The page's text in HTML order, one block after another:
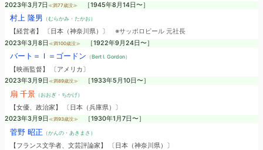
2023年3月7日 ≪満77歳没≫ ［1945年8月14日〜］
村上 隆男 （むらかみ・たかお）
【経営者】 〔日本（神奈川県）〕 ※サッポロビール 元社長
2023年3月8日 ≪満100歳没≫ ［1922年9月24日〜］
バート＝Ｉ＝ゴードン （Bert I. Gordon）
【映画監督】 〔アメリカ〕
2023年3月9日 ≪満89歳没≫ ［1933年5月10日〜］
扇 千景（おおぎ・ちかげ）
【女優、政治家】 〔日本（兵庫県）〕
2023年3月9日 ≪満93歳没≫ ［1930年1月7日〜］
菅野 昭正 （かんの・あきまさ）
【フランス文学者、文芸評論家】 〔日本（神奈川県）〕